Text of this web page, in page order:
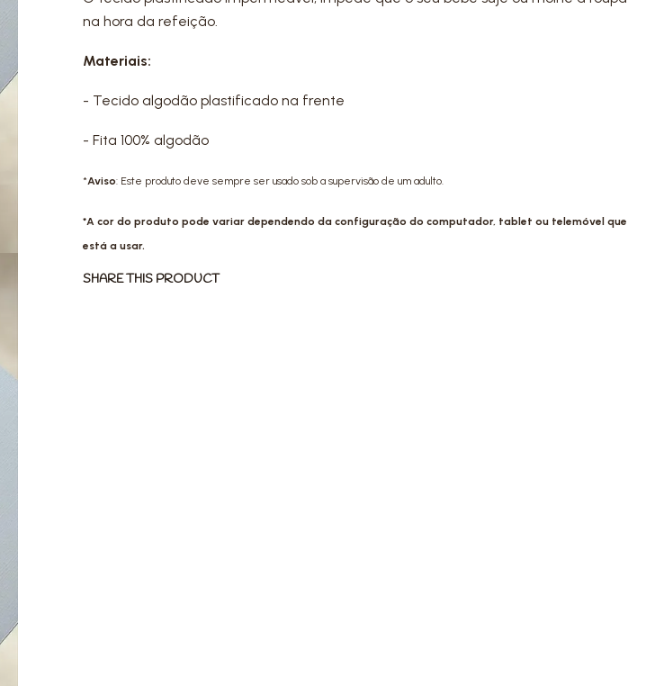
na hora da refeição.
Materiais:
- Tecido algodão plastificado na frente
- Fita 100% algodão
*Aviso: Este produto deve sempre ser usado sob a supervisão de um adulto.
*A cor do produto pode variar dependendo da configuração do computador, tablet ou telemóvel que
está a usar.
SHARE THIS PRODUCT